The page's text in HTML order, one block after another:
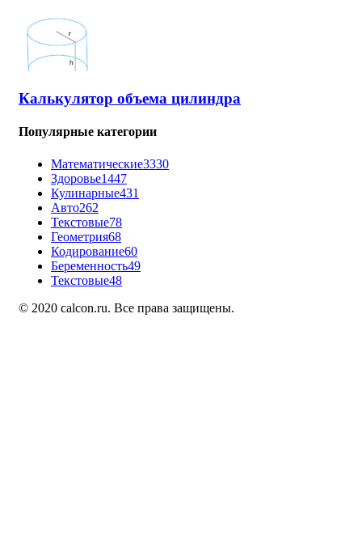
Калькулятор объема цилиндра
Популярные категории
Математические3330
Здоровье1447
Кулинарные431
Авто262
Текстовые78
Геометрия68
Кодирование60
Беременность49
Текстовые48
© 2020 calcon.ru. Все права защищены.